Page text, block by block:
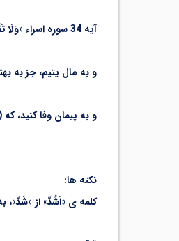
آیه 34 سوره اسراء «وَلَا تَقْرَبُواْ مَالَ الْیَتِیمِ إِلَّا بِالَّتِی هِیَ أَحْسَنُ حَتَّی یَبْلُغَ أَشُدَّهُ وَ أَوْفُواْ بِالْعَهْدِ إِنَّ الْعَهْدَ کَانَ مَسْئُولاً »
و به مال یتیم، جز به
و به پیمان وفا کنید،
نکته ها:
کلمه ی «اَشُدّ» از